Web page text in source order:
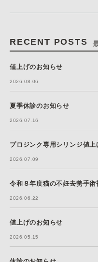
RECENT POSTS
値上げのお知らせ
2026.08.06
夏季休診のお知らせ
2026.07.16
プロジンク専用シリンジ値上
2026.07.09
令和８年度猫の不妊去勢手術
2026.06.22
値上げのお知らせ
2026.05.15